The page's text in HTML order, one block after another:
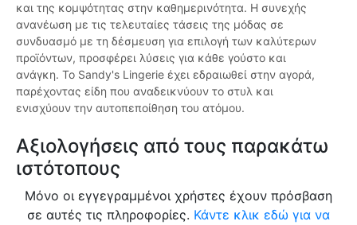
και της κομψότητας στην καθημερινότητα. Η συνεχής
ανανέωση με τις τελευταίες τάσεις της μόδας σε
συνδυασμό με τη δέσμευση για επιλογή των καλύτερων
προϊόντων, προσφέρει λύσεις για κάθε γούστο και
ανάγκη. Το Sandy's Lingerie έχει εδραιωθεί στην αγορά,
παρέχοντας είδη που αναδεικνύουν το στυλ και
ενισχύουν την αυτοπεποίθηση του ατόμου.
Αξιολογήσεις από τους παρακάτω
ιστότοπους
Μόνο οι εγγεγραμμένοι χρήστες έχουν πρόσβαση
σε αυτές τις πληροφορίες. Κάντε κλικ εδώ για να